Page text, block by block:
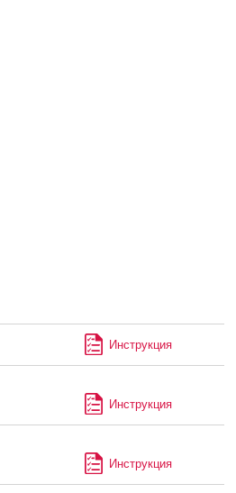
Инструкция
Инструкция
Инструкция